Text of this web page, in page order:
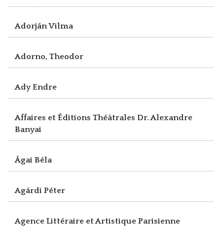
Adorján Vilma
Adorno, Theodor
Ady Endre
Affaires et Éditions Théâtrales Dr. Alexandre
Banyai
Ágai Béla
Agárdi Péter
Agence Littéraire et Artistique Parisienne